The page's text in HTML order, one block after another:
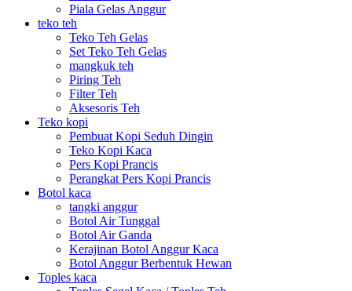
Piala Gelas Anggur
teko teh
Teko Teh Gelas
Set Teko Teh Gelas
mangkuk teh
Piring Teh
Filter Teh
Aksesoris Teh
Teko kopi
Pembuat Kopi Seduh Dingin
Teko Kopi Kaca
Pers Kopi Prancis
Perangkat Pers Kopi Prancis
Botol kaca
tangki anggur
Botol Air Tunggal
Botol Air Ganda
Kerajinan Botol Anggur Kaca
Botol Anggur Berbentuk Hewan
Toples kaca